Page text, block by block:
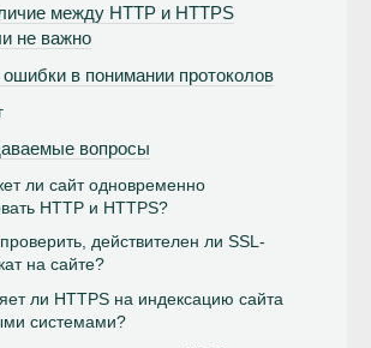
между HTTP и HTTPS
не важно
в понимании протоколов
вопросы
ли сайт одновременно
HTTP и HTTPS?
действителен ли SSL-
на сайте?
ли HTTPS на индексацию сайта
системами?